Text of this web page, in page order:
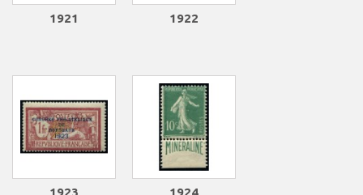
1921 1922
1923 1924